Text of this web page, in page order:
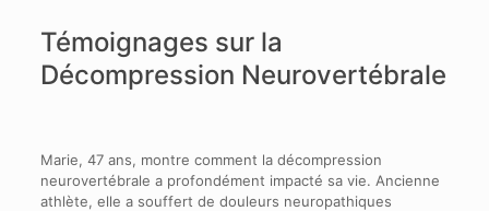
Témoignages sur la
Décompression Neurovertébrale
Marie, 47 ans, montre comment la décompression
neurovertébrale a profondément impacté sa vie. Ancienne
athlète, elle a souffert de douleurs neuropathiques